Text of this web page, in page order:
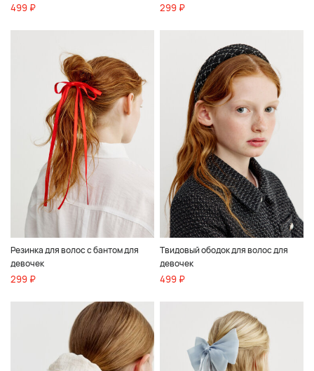
499 ₽ 299 ₽
Резинка для волос с бантом для
девочек
299 ₽
Твидовый ободок для волос для
девочек
499 ₽